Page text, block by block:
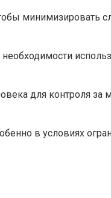
минимизировать
для контроля за
в условиях